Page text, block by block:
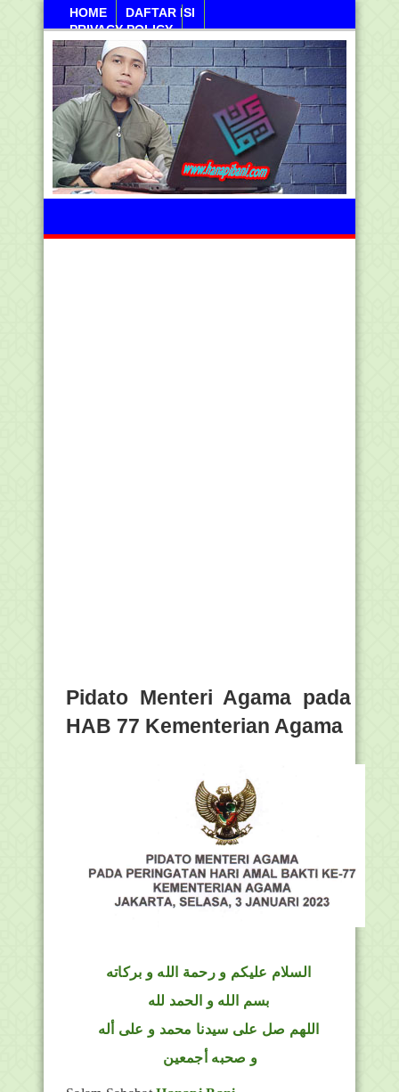
HOME
DAFTAR ISI
PRIVACY POLICY
Kamis, 06 Agustus 2026
Pidato Menteri Agama pada
HAB 77 Kementerian Agama
السلام عليكم و رحمة الله و بركاته
بسم الله و الحمد لله
اللهم صل على سيدنا محمد و على أله
و صحبه أجمعين